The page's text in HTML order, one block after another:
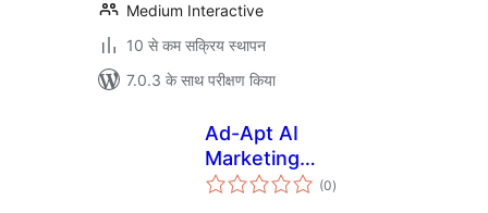
Medium Interactive
10 से कम सक्रिय स्थापन
7.0.3 के साथ परीक्षण किया
Ad-Apt AI
Marketing
Roadmap
(0कुल
दर)